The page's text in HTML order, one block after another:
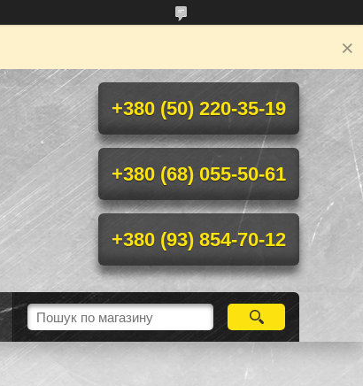
+380 (50) 220-35-19
+380 (68) 055-50-61
+380 (93) 854-70-12